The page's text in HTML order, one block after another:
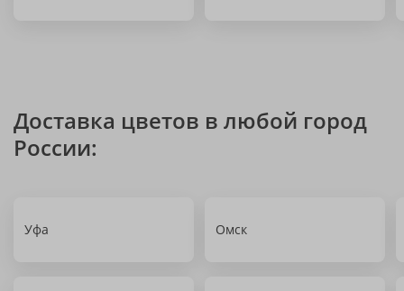
Доставка цветов в любой город
России:
Уфа Омск